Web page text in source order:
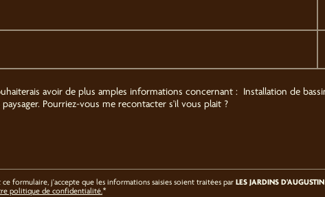
ce formulaire, j'accepte que les informations saisies soient traitées par LES JARDINS D'AUGUSTIN
politique de confidentialité.*